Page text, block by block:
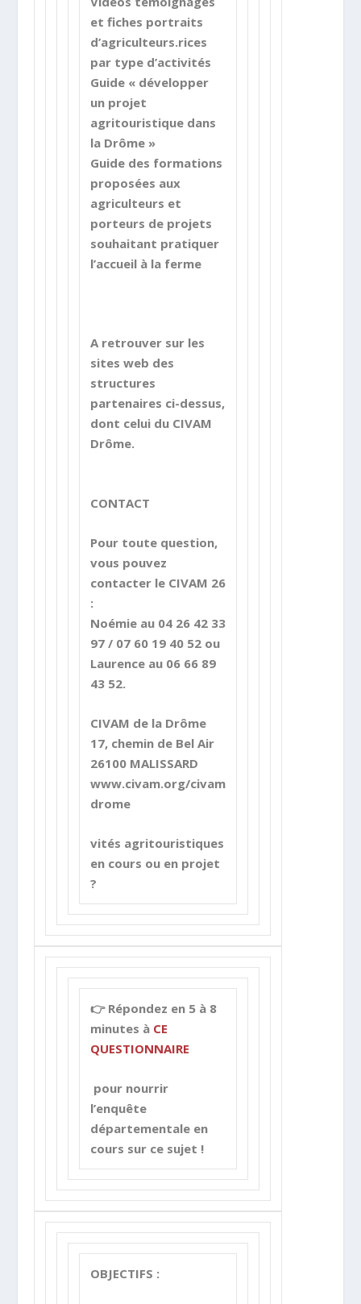
et fiches portraits
d’agriculteurs.rices
par type d’activités
Guide « développer
un projet
agritouristique dans
la Drôme »
Guide des formations
proposées aux
agriculteurs et
porteurs de projets
souhaitant pratiquer
l’accueil à la ferme
A retrouver sur les
sites web des
structures
partenaires ci-dessus,
dont celui du CIVAM
Drôme.
CONTACT
Pour toute question,
vous pouvez
contacter le CIVAM 26
:
Noémie au 04 26 42 33
97 / 07 60 19 40 52 ou
Laurence au 06 66 89
43 52.
CIVAM de la Drôme
17, chemin de Bel Air
26100 MALISSARD
www.civam.org/civam
drome
vités agritouristiques
en cours ou en projet
?
👉 Répondez en 5 à 8
minutes à CE
QUESTIONNAIRE
pour nourrir
l’enquête
départementale en
cours sur ce sujet !
OBJECTIFS :